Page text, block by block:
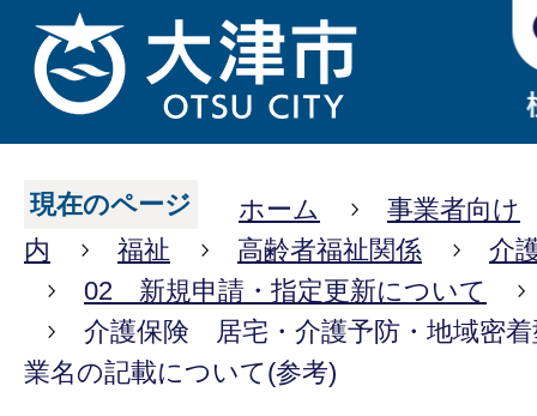
現在のページ ホーム
事業者向け
内
福祉 高齢者福祉関係
介
02 新規申請・指定更新について
介護保険 居宅・介護予防・地域密
業名の記載について(参考)